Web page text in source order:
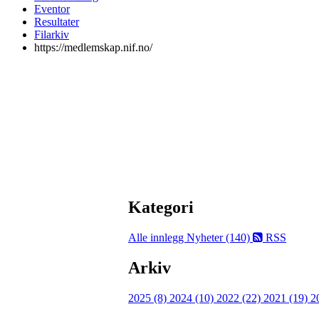
Eventor
Resultater
Filarkiv
https://medlemskap.nif.no/
Kategori
Alle innlegg Nyheter (140) RSS
Arkiv
2025 (8) 2024 (10) 2022 (22) 2021 (19)